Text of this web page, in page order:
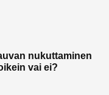
nukuttaminen
vai ei?